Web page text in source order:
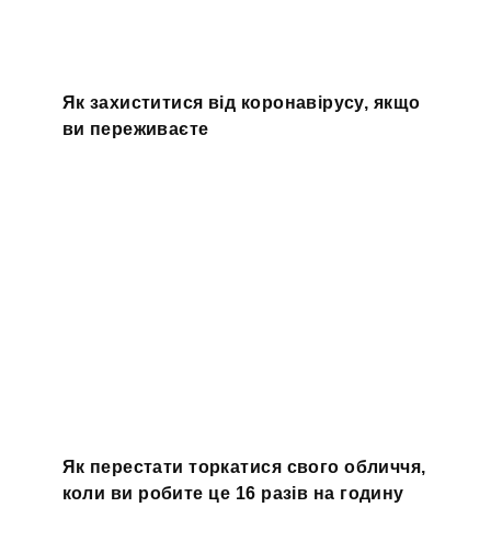
Як захиститися від коронавірусу, якщо
ви переживаєте
Як перестати торкатися свого обличчя,
коли ви робите це 16 разів на годину